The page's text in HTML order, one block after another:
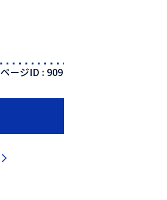
ページID : 909